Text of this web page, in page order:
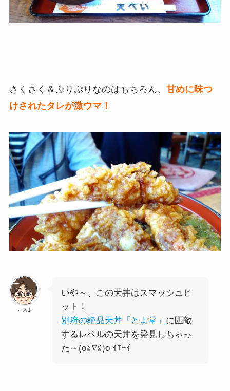
さくさく＆ぷりぷりなのはもちろん、 甘めに味つ
けされたタレが激ウマ！
マス太
いや～、この天丼はスマッシュヒ
ット！
別府の絶品天丼「とよ常」 に匹敵
するレベルの天丼を発見しちゃっ
た～(o≧∇≦)o ｲｴｰｲ